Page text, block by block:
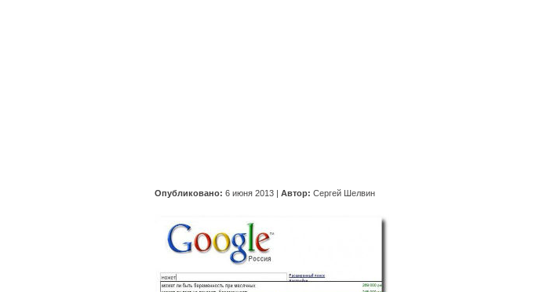
Опубликовано: 6 июня 2013 | Автор: Сергей Шелвин